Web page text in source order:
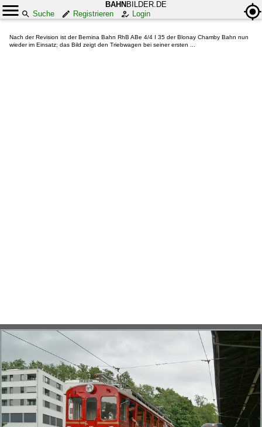
BAHN BILDER.DE
Suche
Registrieren Login
Nach der Revision ist der Bernina Bahn RhB ABe 4/4 I 35 der Blonay Chamby Bahn nun
wieder im Einsatz; das Bild zeigt den Triebwagen bei seiner ersten ...